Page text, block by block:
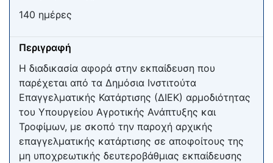
140 ημέρες
Περιγραφή
Η διαδικασία αφορά στην εκπαίδευση που
παρέχεται από τα Δημόσια Ινστιτούτα
Επαγγελματικής Κατάρτισης (ΔΙΕΚ) αρμοδιότητας
του Υπουργείου Αγροτικής Ανάπτυξης και
Τροφίμων, με σκοπό την παροχή αρχικής
επαγγελματικής κατάρτισης σε αποφοίτους της
μη υποχρεωτικής δευτεροβάθμιας εκπαίδευσης